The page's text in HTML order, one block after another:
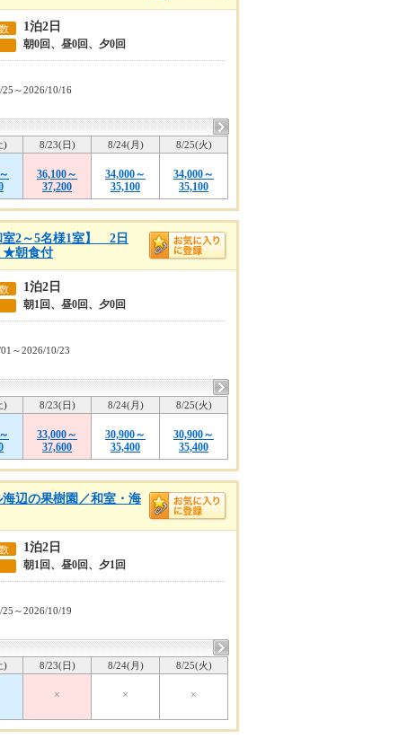
1泊2日
朝0回、昼0回、夕0回
25～2026/10/16
) 8/23(日) 8/24(月) 8/25(火)
36,100～
37,200
34,000～
35,100
34,000～
35,100
2～5名様1室】 2日
★朝食付
1泊2日
朝1回、昼0回、夕0回
～2026/10/23
) 8/23(日) 8/24(月) 8/25(火)
33,000～
37,600
30,900～
35,400
30,900～
35,400
辺の果樹園／和室・海
1泊2日
朝1回、昼0回、夕1回
25～2026/10/19
) 8/23(日) 8/24(月) 8/25(火)
× × ×